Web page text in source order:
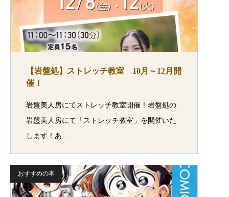
【岩盤処】ストレッチ教室 10月～12月開
催！
岩盤美人房にてストレッチ教室開催！岩盤処の
岩盤美人房にて「ストレッチ教室」を開催いた
します！あ…
おすすめの本